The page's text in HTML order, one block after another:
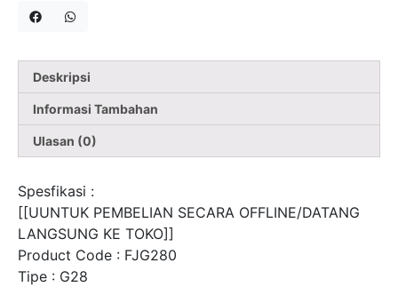
Deskripsi
Informasi Tambahan
Ulasan (0)
Spesfikasi :
[[UUNTUK PEMBELIAN SECARA OFFLINE/DATANG
LANGSUNG KE TOKO]]
Product Code : FJG280
Tipe : G28